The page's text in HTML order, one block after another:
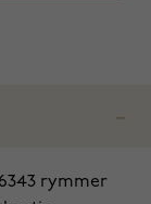
rymmer